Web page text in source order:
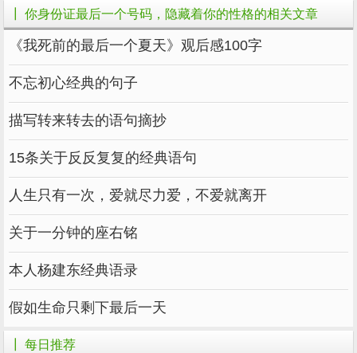
候改善自己倔脾气也不是不可能。
在生活中，有时候因为这种固执而吃亏，总要摔
倒才能学到教训。
但俗话说，人总要慢慢经历才能成长。
数字为5-稳定
5号的人通常性格稳重，做事有条理。
属于一种在自己的圈子里说话比较有分量，也能
┃ 你身份证最后一个号码，隐藏着你的性格的相关文章
《我死前的最后一个夏天》观后感100字
不忘初心经典的句子
描写转来转去的语句摘抄
15条关于反反复复的经典语句
人生只有一次，爱就尽力爱，不爱就离开
关于一分钟的座右铭
本人杨建东经典语录
假如生命只剩下最后一天
┃ 每日推荐